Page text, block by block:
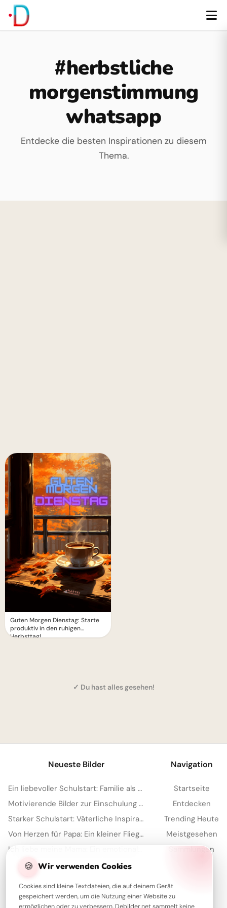
#herbstliche
morgenstimmung
whatsapp
Entdecke die besten Inspirationen zu diesem
Thema.
Guten Morgen Dienstag: Starte
produktiv in den ruhigen
Herbsttag!
✓ Du hast alles gesehen!
🍪 Wir verwenden Cookies
Cookies sind kleine Textdateien, die auf deinem Gerät
gespeichert werden, um die Nutzung einer Website zu
Neueste Bilder
Ein liebevoller Schulstart: Familie als starker Anker für Facebook
Motivierende Bilder zur Einschulung mit Familienliebe – Herzlich für WhatsApp
Starker Schulstart: Väterliche Inspiration für Instagram
Von Herzen für Papa: Ein kleiner Fliegergruß zum Teilen via WhatsApp
Navigation
Startseite
Entdecken
Trending Heute
Meistgesehen
Sammlungen
Über Debilder